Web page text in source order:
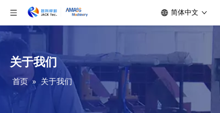
简体中文
关于我们
首页 » 关于我们